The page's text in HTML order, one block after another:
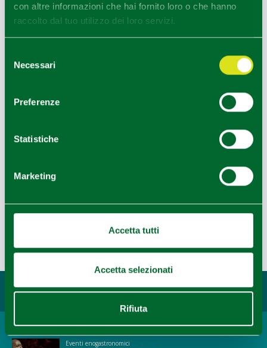
con altre informazioni che hai fornito loro o che hanno
raccolto dal tuo utilizzo dei loro servizi.
delNecessari
Preferenze
Statistiche
Marketing
Accetta tutti
Accetta selezionati
Rifiuta
Ultimo aggiornamento 07/03/2024
Potrebbe interessarti...
Eventi enogastronomici